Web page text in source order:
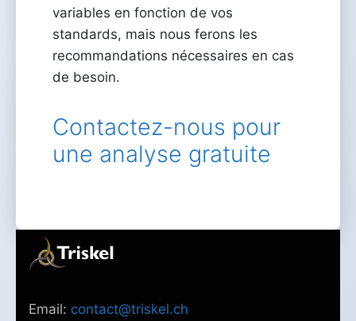
variables en fonction de vos
standards, mais nous ferons les
recommandations nécessaires en cas
de besoin.
Contactez-nous pour
une analyse gratuite
Email: contact@triskel.ch